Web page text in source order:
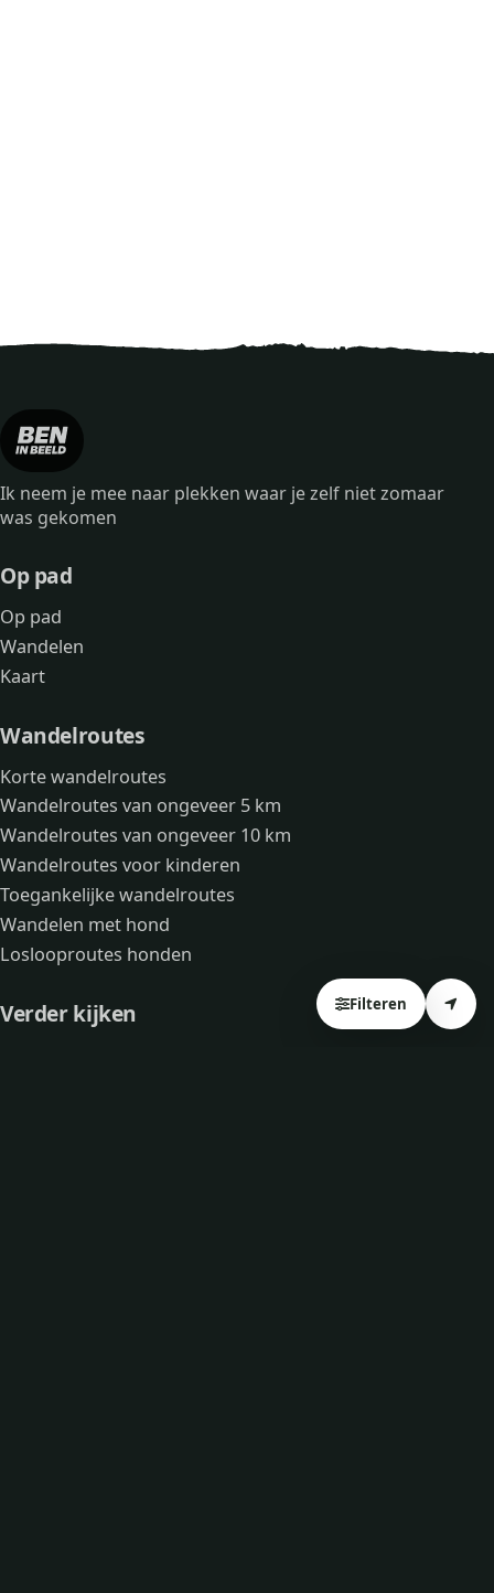
Filteren
Ik neem je mee naar plekken waar je zelf niet zomaar
was gekomen
Op pad
Op pad
Wandelen
Kaart
Wandelroutes
Korte wandelroutes
Wandelroutes van ongeveer 5 km
Wandelroutes van ongeveer 10 km
Wandelroutes voor kinderen
Toegankelijke wandelroutes
Wandelen met hond
Loslooproutes honden
Verder kijken